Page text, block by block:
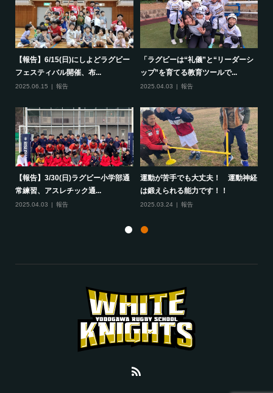
【報告】6/15(日)にしよどラグビー
フェスティバル開催、布...
2025.06.15 報告
「ラグビーは“礼儀”と“リーダーシ
ップ”を育てる教育ツールで...
2025.04.03 報告
【報告】3/30(日)ラグビー小学部通
常練習、アスレチック通...
2025.04.03 報告
運動が苦手でも大丈夫！ 運動神経
は鍛えられる能力です！！
2025.03.24 報告